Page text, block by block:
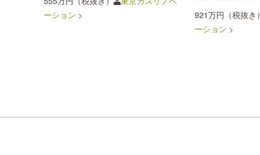
ーション
921万円（税抜き）
ーション